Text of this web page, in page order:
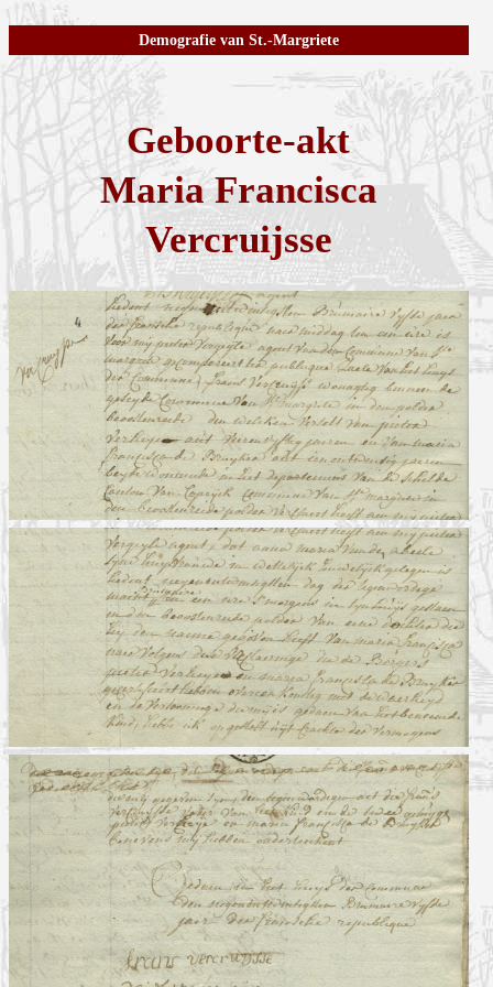
Demografie van St.-Margriete
Geboorte-akt
Maria Francisca
Vercruijsse